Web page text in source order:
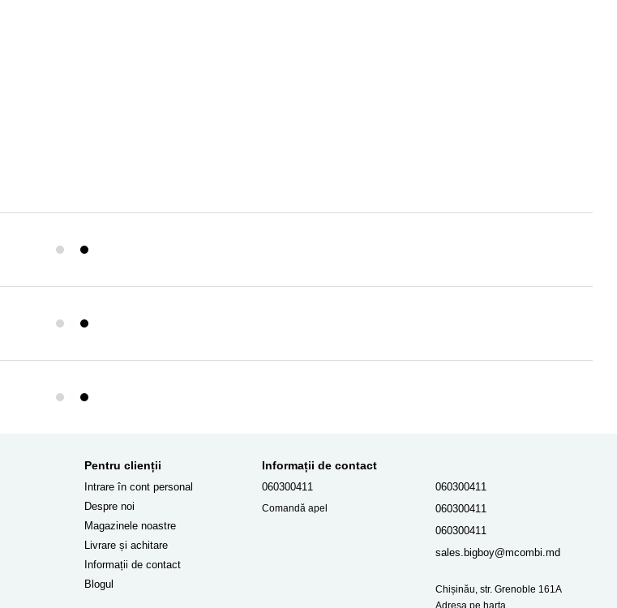
Pentru clienții
Intrare în cont personal
Despre noi
Magazinele noastre
Livrare și achitare
Informații de contact
Blogul
Informații de contact
060300411
Comandă apel
060300411
060300411
060300411
sales.bigboy@mcombi.md
Chișinău, str. Grenoble 161A
Adresa pe harta